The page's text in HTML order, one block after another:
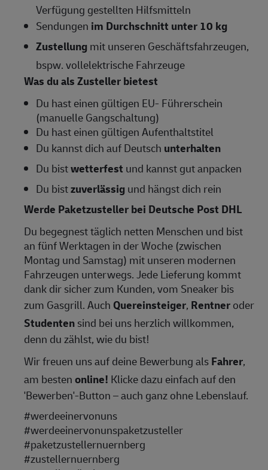
Verfügung gestellten Hilfsmitteln
Sendungen im Durchschnitt unter 10 kg
Zustellungmit unseren Geschäftsfahrzeugen,
bspw. vollelektrische Fahrzeuge
Was du als Zusteller bietest
Du hast einen gültigen EU- Führerschein
(manuelle Gangschaltung)
Du hast einen gültigen Aufenthaltstitel
Du kannst dich auf Deutsch unterhalten
Du bistwetterfest und kannst gut anpacken
Du bistzuverlässigund hängst dich rein
Werde Paketzusteller bei Deutsche Post DHL
Du begegnest täglich netten Menschen und bist
an fünf Werktagen in der Woche (zwischen
Montag und Samstag) mit unseren modernen
Fahrzeugen unterwegs. Jede Lieferung kommt
dank dir sicher zum Kunden, vom Sneaker bis
zum Gasgrill. Auch Quereinsteiger, Rentneroder
Studentensind bei uns herzlich willkommen,
denn du zählst, wie du bist!
Wir freuen uns auf deine Bewerbung alsFahrer,
am bestenonline! Klicke dazu einfach auf den
'Bewerben'-Button – auch ganz ohne Lebenslauf.
#werdeeinervonuns
#werdeeinervonunspaketzusteller
#paketzustellernuernberg
#zustellernuernberg